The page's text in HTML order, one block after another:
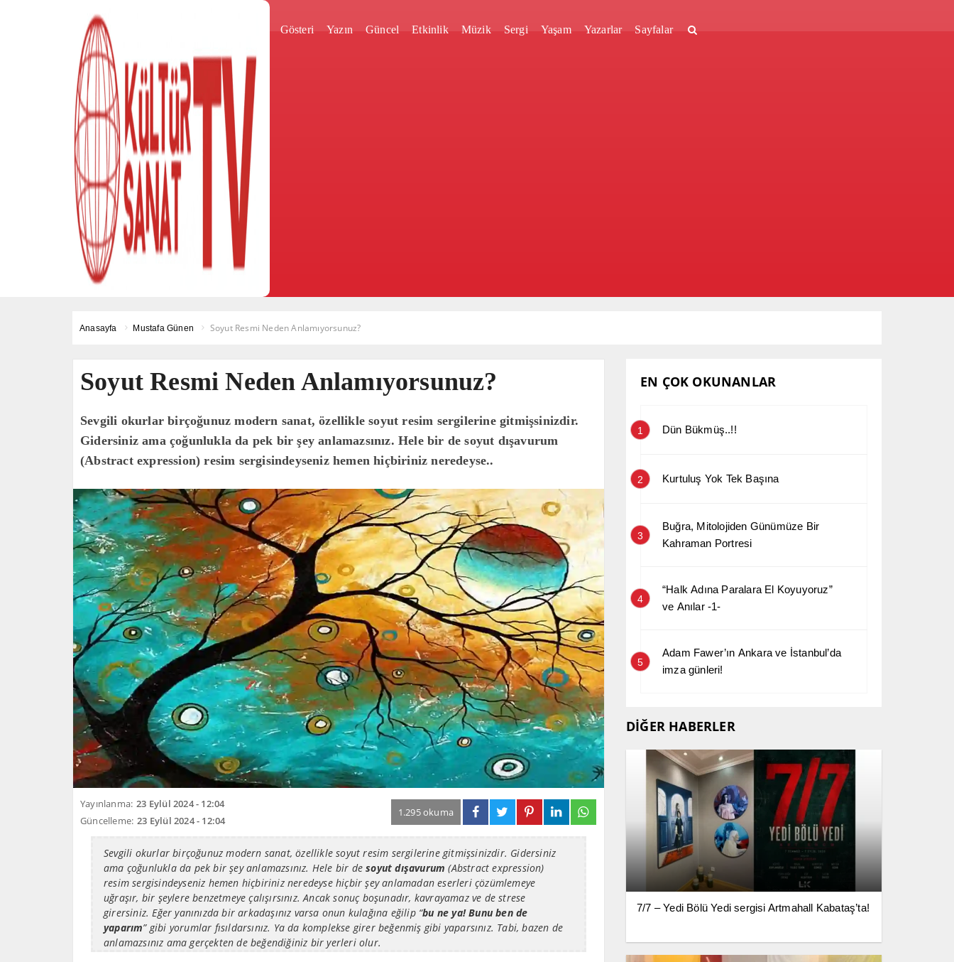
Gösteri Yazın Güncel Etkinlik Müzik Sergi Yaşam Yazarlar Sayfalar
Anasayfa Mustafa Günen Soyut Resmi Neden Anlamıyorsunuz?
Soyut Resmi Neden Anlamıyorsunuz?
Sevgili okurlar birçoğunuz modern sanat, özellikle soyut resim sergilerine gitmişsinizdir.
Gidersiniz ama çoğunlukla da pek bir şey anlamazsınız. Hele bir de soyut dışavurum
(Abstract expression) resim sergisindeyseniz hemen hiçbiriniz neredeyse..
Yayınlanma: 23 Eylül 2024 - 12:04
Güncelleme: 23 Eylül 2024 - 12:04
1.295 okuma
Sevgili okurlar birçoğunuz modern sanat, özellikle soyut resim sergilerine gitmişsinizdir. Gidersiniz
ama çoğunlukla da pek bir şey anlamazsınız. Hele bir de soyut dışavurum (Abstract expression)
resim sergisindeyseniz hemen hiçbiriniz neredeyse hiçbir şey anlamadan eserleri çözümlemeye
uğraşır, bir şeylere benzetmeye çalışırsınız. Ancak sonuç boşunadır, kavrayamaz ve de strese
girersiniz. Eğer yanınızda bir arkadaşınız varsa onun kulağına eğilip “bu ne ya! Bunu ben de
yaparım” gibi yorumlar fısıldarsınız. Ya da komplekse girer beğenmiş gibi yaparsınız. Tabi, bazen de
anlamazsınız ama gerçekten de beğendiğiniz bir yerleri olur.
EN ÇOK OKUNANLAR
1 Dün Bükmüş..!!
2 Kurtuluş Yok Tek Başına
3
Buğra, Mitolojiden Günümüze Bir
Kahraman Portresi
4
“Halk Adına Paralara El Koyuyoruz”
ve Anılar -1-
5
Adam Fawer’ın Ankara ve İstanbul’da
imza günleri!
DİĞER HABERLER
7/7 – Yedi Bölü Yedi sergisi Artmahall Kabataş’ta!